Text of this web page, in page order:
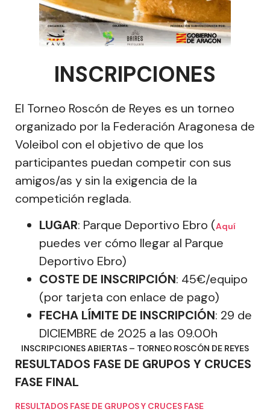
INSCRIPCIONES
El Torneo Roscón de Reyes es un torneo
organizado por la Federación Aragonesa de
Voleibol con el objetivo de que los
participantes puedan competir con sus
amigos/as y sin la exigencia de la
competición reglada.
LUGAR: Parque Deportivo Ebro (Aquí
puedes ver cómo llegar al Parque
Deportivo Ebro)
COSTE DE INSCRIPCIÓN: 45€/equipo
(por tarjeta con enlace de pago)
FECHA LÍMITE DE INSCRIPCIÓN: 29 de
DICIEMBRE de 2025 a las 09.00h
INSCRIPCIONES ABIERTAS – TORNEO ROSCÓN DE REYES
RESULTADOS FASE DE GRUPOS Y CRUCES
FASE FINAL
RESULTADOS FASE DE GRUPOS Y CRUCES FASE